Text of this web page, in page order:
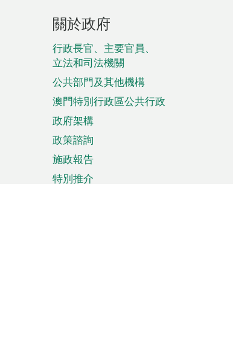
頁
腳
菜
單
關於政府
行政長官、主要官員、
立法和司法機關
公共部門及其他機構
澳門特別行政區公共行政
政府架構
政策諮詢
施政報告
特別推介